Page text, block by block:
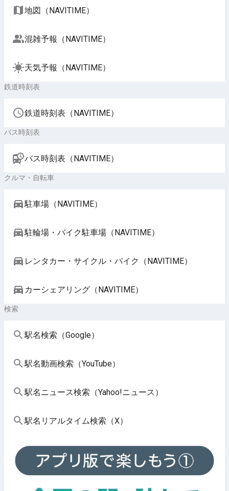
地図（NAVITIME）
混雑予報（NAVITIME）
天気予報（NAVITIME）
鉄道時刻表
鉄道時刻表（NAVITIME）
バス時刻表
バス時刻表（NAVITIME）
クルマ・自転車
駐車場（NAVITIME）
駐輪場・バイク駐車場（NAVITIME）
レンタカー・サイクル・バイク（NAVITIME）
カーシェアリング（NAVITIME）
検索
駅名検索（Google）
駅名動画検索（YouTube）
駅名ニュース検索（Yahoo!ニュース）
駅名リアルタイム検索（X）